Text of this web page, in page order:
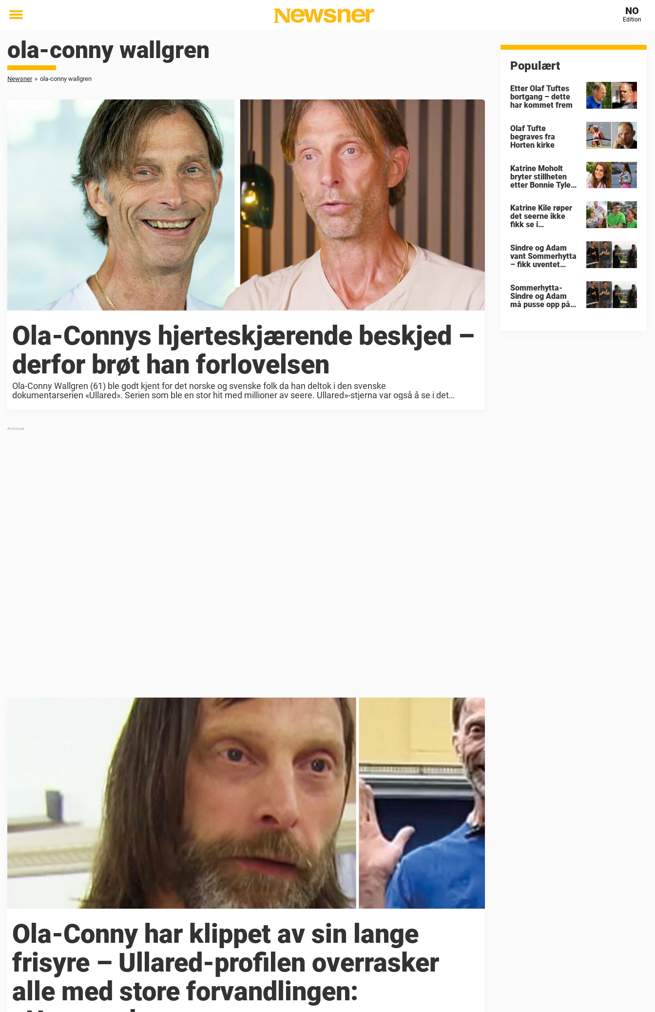
Toggle
NO
Edition
ola-conny wallgren
Newsner » ola-conny wallgren
Ola-Connys hjerteskjærende beskjed –
derfor brøt han forlovelsen
Ola-Conny Wallgren (61) ble godt kjent for det norske og svenske folk da han deltok i den svenske
dokumentarserien «Ullared». Serien som ble en stor hit med millioner av seere. Ullared»-stjerna var også å se i det
Ola-Conny har klippet av sin lange
frisyre – Ullared-profilen overrasker
alle med store forvandlingen:
Populært
Etter Olaf Tuftes
bortgang – dette
har kommet frem
Olaf Tufte
begraves fra
Horten kirke
Katrine Moholt
bryter stillheten
etter Bonnie Tylers
Katrine Kile røper
det seerne ikke
fikk se i
Sindre og Adam
vant Sommerhytta
– fikk uventet
Sommerhytta-
Sindre og Adam
må pusse opp på